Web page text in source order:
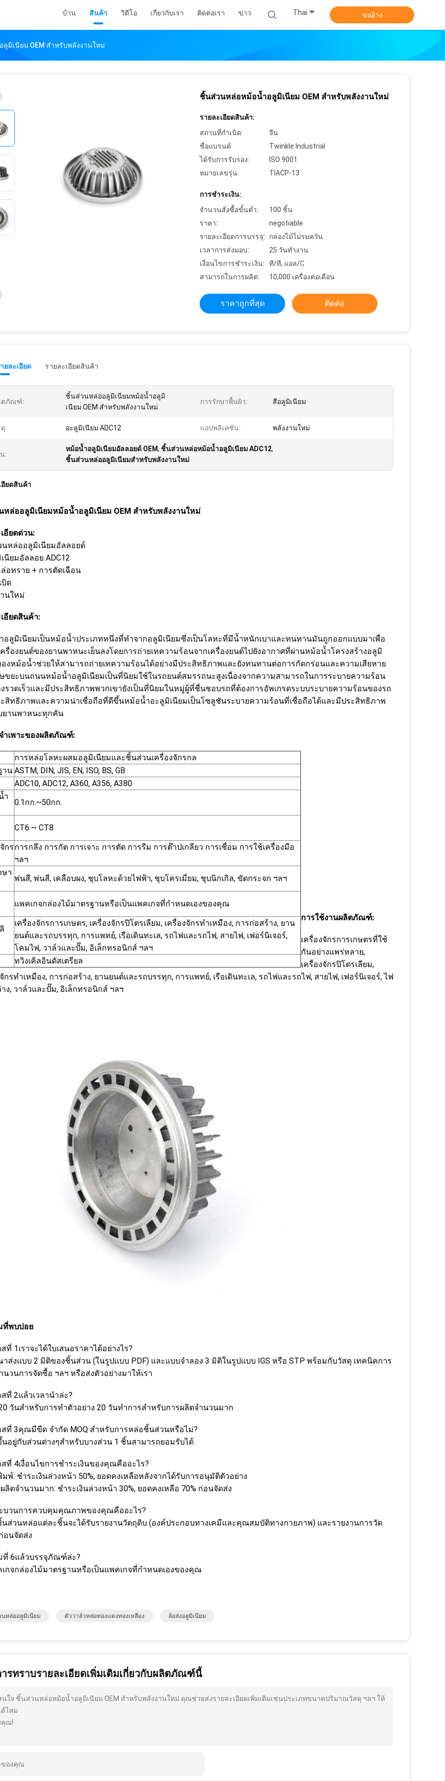
บ้าน สินค้า วิดีโอ เกี่ยวกับเรา ติดต่อเรา ข่าว Thai ขออ้าง
มิเนียม OEM สำหรับพลังงานใหม่
ชิ้นส่วนหล่อหม้อน้ำอลูมิเนียม OEM สำหรับพลังงานใหม่
รายละเอียดสินค้า:
สถานที่กำเนิด:
จีน
ชื่อแบรนด์:
Twinkle Industrial
ได้รับการรับรอง:
ISO 9001
หมายเลขรุ่น:
TIACP-13
การชำระเงิน:
จำนวนสั่งซื้อขั้นต่ำ:
100 ชิ้น
ราคา:
negotiable
รายละเอียดการบรรจุ:
กล่องไม้ไม่รมควัน
เวลาการส่งมอบ:
25 วันทำงาน
เงื่อนไขการชำระเงิน:
ที/ที, แอล/C
สามารถในการผลิต:
10,000 เครื่องต่อเดือน
ราคาถูกที่สุด ติดต่อ
ยละเอียด รายละเอียดสินค้า
ตภัณฑ์:
ชิ้นส่วนหล่ออลูมิเนียมหม้อน้ำอลูมิ
เนียม OEM สำหรับพลังงานใหม่
การรักษาพื้นผิว: สีอลูมิเนียม
: อะลูมิเนียม ADC12 แอปพลิเคชัน: พลังงานใหม่
:
หม้อน้ำอลูมิเนียมอัลลอยด์ OEM, ชิ้นส่วนหล่อหม้อน้ำอลูมิเนียม ADC12,
ชิ้นส่วนหล่ออลูมิเนียมสำหรับพลังงานใหม่
อียดสินค้า
หล่ออลูมิเนียมหม้อน้ำอลูมิเนียม OEM สำหรับพลังงานใหม่
อียดด่วน:
นหล่ออลูมิเนียมอัลลอยด์
เนียมอัลลอย ADC12
ล่อทราย + การตัดเฉือน
บิด
านใหม่
อียดสินค้า:
อลูมิเนียมเป็นหม้อน้ำประเภทหนึ่งที่ทำจากอลูมิเนียมซึ่งเป็นโลหะที่มีน้ำหนักเบาและทนทานมันถูกออกแบบมาเพื่อ
รื่องยนต์ของยานพาหนะเย็นลงโดยการถ่ายเทความร้อนจากเครื่องยนต์ไปยังอากาศที่ผ่านหม้อน้ำโครงสร้างอลูมิ
องหม้อน้ำช่วยให้สามารถถ่ายเทความร้อนได้อย่างมีประสิทธิภาพและยังทนทานต่อการกัดกร่อนและความเสียหาย
ษขยะบนถนนหม้อน้ำอลูมิเนียมเป็นที่นิยมใช้ในรถยนต์สมรรถนะสูงเนื่องจากความสามารถในการระบายความร้อน
งรวดเร็วและมีประสิทธิภาพพวกเขายังเป็นที่นิยมในหมู่ผู้ที่ชื่นชอบรถที่ต้องการอัพเกรดระบบระบายความร้อนของรถ
ะสิทธิภาพและความน่าเชื่อถือที่ดีขึ้นหม้อน้ำอะลูมิเนียมเป็นโซลูชันระบายความร้อนที่เชื่อถือได้และมีประสิทธิภาพ
ยานพาหนะทุกคัน
ำเพาะของผลิตภัณฑ์:
การหล่อโลหะผสมอลูมิเนียมและชิ้นส่วนเครื่องจักรกล
าน ASTM, DIN, JIS, EN, ISO, BS, GB
ADC10, ADC12, A360, A356, A380
ำ
0.1กก.~50กก.
CT6 ~ CT8
กรการกลึง การกัด การเจาะ การตัด การรีม การต๊าปเกลียว การเชื่อม การใช้เครื่องมือ
ฯลฯ
ษา
พ่นสี, พ่นสี, เคลือบผง, ชุบโลหะด้วยไฟฟ้า, ชุบโครเมี่ยม, ชุบนิกเกิล, ขัดกระจก ฯลฯ
แพคเกจกล่องไม้มาตรฐานหรือเป็นแพคเกจที่กำหนดเองของคุณ
เครื่องจักรการเกษตร, เครื่องจักรปิโตรเลียม, เครื่องจักรทำเหมือง, การก่อสร้าง, ยาน
ยนต์และรถบรรทุก, การแพทย์, เรือเดินทะเล, รถไฟและรถไฟ, สายไฟ, เฟอร์นิเจอร์,
โคมไฟ, วาล์วและปั๊ม, อิเล็กทรอนิกส์ ฯลฯ
ทวิงเคิลอินดัสเตรียล
การใช้งานผลิตภัณฑ์:
เครื่องจักรการเกษตรที่ใช้
กันอย่างแพร่หลาย,
เครื่องจักรปิโตรเลียม,
กรทำเหมือง, การก่อสร้าง, ยานยนต์และรถบรรทุก, การแพทย์, เรือเดินทะเล, รถไฟและรถไฟ, สายไฟ, เฟอร์นิเจอร์, ไฟ
ง, วาล์วและปั๊ม, อิเล็กทรอนิกส์ ฯลฯ
ที่พบบ่อย
ที่ 1เราจะได้ใบเสนอราคาได้อย่างไร?
าส่งแบบ 2 มิติของชิ้นส่วน (ในรูปแบบ PDF) และแบบจำลอง 3 มิติในรูปแบบ IGS หรือ STP พร้อมกับวัสดุ เทคนิคการ
นวนการจัดซื้อ ฯลฯ หรือส่งตัวอย่างมาให้เรา
ที่ 2แล้วเวลานำล่ะ?
วันสำหรับการทำตัวอย่าง 20 วันทำการสำหรับการผลิตจำนวนมาก
สที่ 3คุณมีขีด จำกัด MOQ สำหรับการหล่อชิ้นส่วนหรือไม่?
นอยู่กับส่วนต่างๆสำหรับบางส่วน 1 ชิ้นสามารถยอมรับได้
ที่ 4เงื่อนไขการชำระเงินของคุณคืออะไร?
มพ์: ชำระเงินล่วงหน้า 50%, ยอดคงเหลือหลังจากได้รับการอนุมัติตัวอย่าง
ผลิตจำนวนมาก: ชำระเงินล่วงหน้า 30%, ยอดคงเหลือ 70% ก่อนจัดส่ง
ะบวนการควบคุมคุณภาพของคุณคืออะไร?
นส่วนหล่อแต่ละชิ้นจะได้รับรายงานวัตถุดิบ (องค์ประกอบทางเคมีและคุณสมบัติทางกายภาพ) และรายงานการวัด
อนจัดส่ง
ที่ 6แล้วบรรจุภัณฑ์ล่ะ?
เกจกล่องไม้มาตรฐานหรือเป็นแพคเกจที่กำหนดเองของคุณ
หล่ออลูมิเนียม ตัววาล์วหล่อทองแดงทองเหลือง ล้อส่งอลูมิเนียม
รทราบรายละเอียดเพิ่มเติมเกี่ยวกับผลิตภัณฑ์นี้
ใจ ชิ้นส่วนหล่อหม้อน้ำอลูมิเนียม OEM สำหรับพลังงานใหม่ คุณช่วยส่งรายละเอียดเพิ่มเติมเช่นประเภทขนาดปริมาณวัสดุ ฯลฯ ให้
ไหม
คุณ!